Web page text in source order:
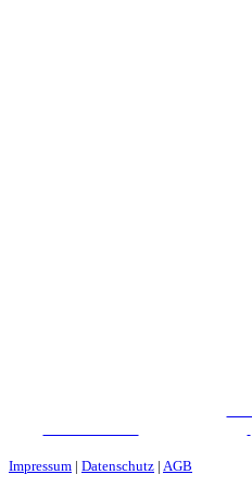
Impressum | Datenschutz | AGB